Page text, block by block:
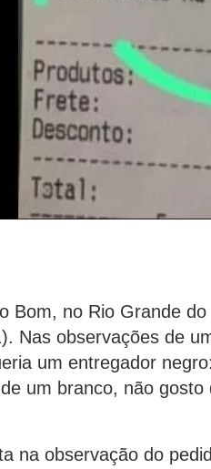
Bom, no Rio Grande
Nas observações de
um entregador
um branco, não
na observação do